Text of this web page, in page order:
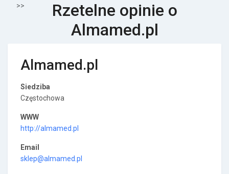
>>
Rzetelne opinie o
Almamed.pl
Almamed.pl
Siedziba
Częstochowa
WWW
http://almamed.pl
Email
sklep@almamed.pl